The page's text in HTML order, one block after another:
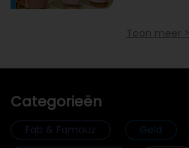
Toon meer >
Categorieën
Fab & Famouz Geld